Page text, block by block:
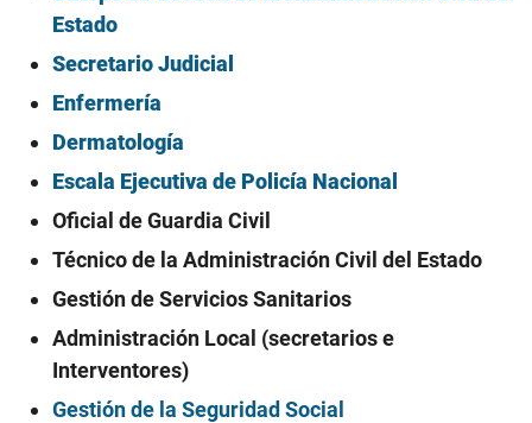
Estado
Secretario Judicial
Enfermería
Dermatología
Escala Ejecutiva de Policía Nacional
Oficial de Guardia Civil
Técnico de la Administración Civil del Estado
Gestión de Servicios Sanitarios
Administración Local (secretarios e
Interventores)
Gestión de la Seguridad Social